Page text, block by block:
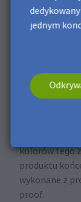
zakończeniu
kolorów w
kolorów tego
produktu
wykonane z
proof.
jednym